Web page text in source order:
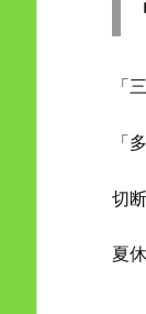
「
「
切
夏